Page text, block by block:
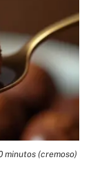
minutos (cremoso)